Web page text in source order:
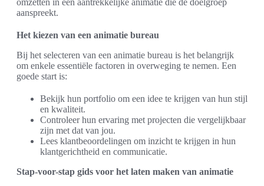
omzetten in een aantrekkelijke animatie die de doelgroep
aanspreekt.
Het kiezen van een animatie bureau
Bij het selecteren van een animatie bureau is het belangrijk
om enkele essentiële factoren in overweging te nemen. Een
goede start is:
Bekijk hun portfolio om een idee te krijgen van hun stijl
en kwaliteit.
Controleer hun ervaring met projecten die vergelijkbaar
zijn met dat van jou.
Lees klantbeoordelingen om inzicht te krijgen in hun
klantgerichtheid en communicatie.
Stap-voor-stap gids voor het laten maken van animatie